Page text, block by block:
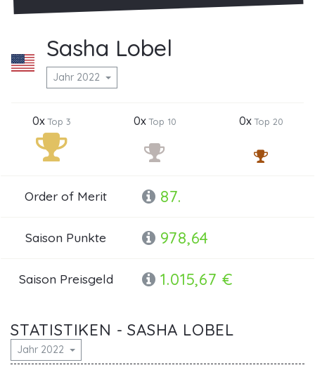
Sasha Lobel
Jahr 2022
0xTop 3 0xTop 10 0xTop 20
Order of Merit 87.
Saison Punkte 978,64
Saison Preisgeld 1.015,67 €
STATISTIKEN - SASHA LOBEL
Jahr 2022